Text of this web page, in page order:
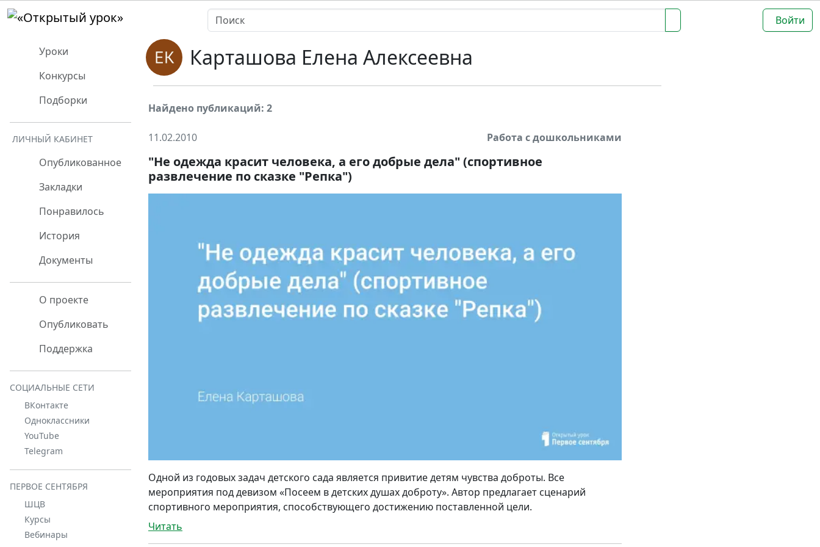
Войти
Уроки
Конкурсы
Подборки
ЛИЧНЫЙ КАБИНЕТ
Опубликованное
Закладки
Понравилось
История
Документы
О проекте
Опубликовать
Поддержка
СОЦИАЛЬНЫЕ СЕТИ
ВКонтакте
Одноклассники
YouTube
Telegram
ПЕРВОЕ СЕНТЯБРЯ
ШЦВ
Курсы
Вебинары
Карташова Елена Алексеевна
Найдено публикаций: 2
11.02.2010 Работа с дошкольниками
"Не одежда красит человека, а его добрые дела" (спортивное
развлечение по сказке "Репка")
Одной из годовых задач детского сада является привитие детям чувства доброты. Все
мероприятия под девизом «Посеем в детских душах доброту». Автор предлагает сценарий
спортивного мероприятия, способствующего достижению поставленной цели.
Читать